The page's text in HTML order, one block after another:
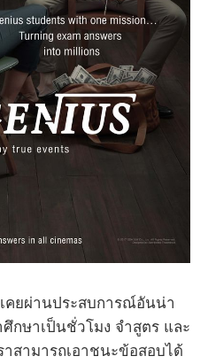
คยผ่านประสบการณ์อันน่า
ศึกษาเป็นชั่วโมง จำสูตร และ
าสามารถเอาชนะข้อสอบได้